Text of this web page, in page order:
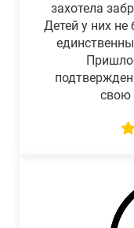
захотела
Детей у них не
свою